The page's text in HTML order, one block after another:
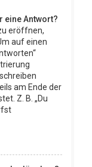
eine Antwort?
eröffnen,
auf einen
am Ende der
Z. B. „Du